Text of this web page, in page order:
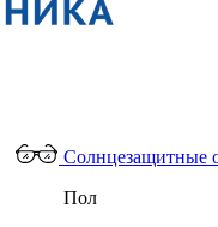
Солнцезащитные
Пол